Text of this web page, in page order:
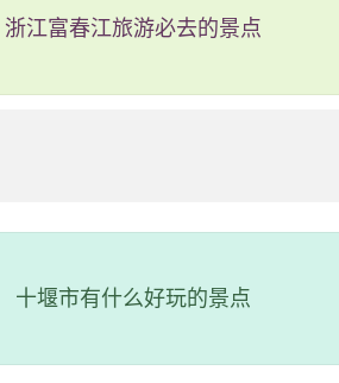
一座风景优美、绿树成荫的山庄。2012
风水堪舆，参与许多工程策划。 这里
浙江富春江旅游必去的景点
十堰市有什么好玩的景点